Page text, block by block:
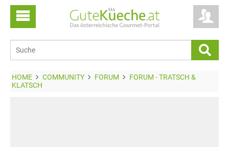
HOME COMMUNITY FORUM
FORUM - TRATSCH &
KLATSCH